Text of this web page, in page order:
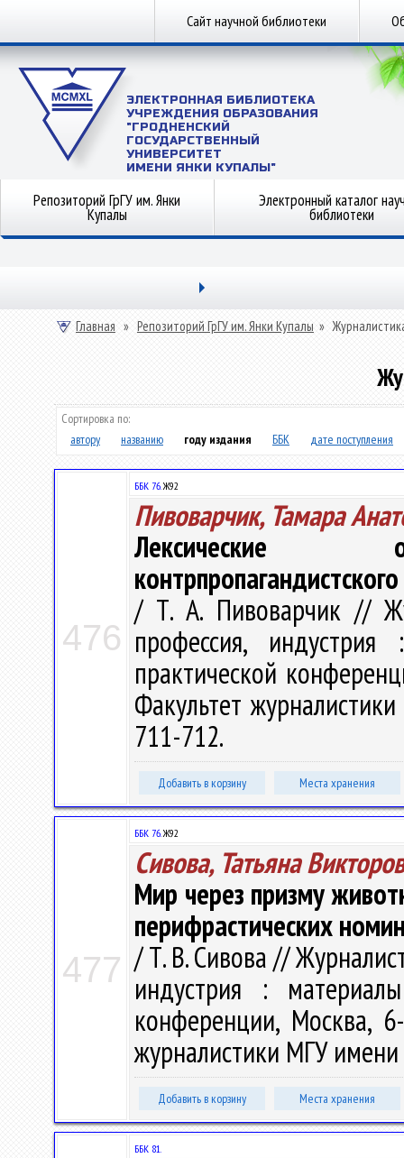
Сайт научной библиотеки
ЭЛЕКТРОННАЯ БИБЛИОТЕКА
УЧРЕЖДЕНИЯ ОБРАЗОВАНИЯ
"ГРОДНЕНСКИЙ
ГОСУДАРСТВЕННЫЙ
УНИВЕРСИТЕТ
ИМЕНИ ЯНКИ КУПАЛЫ"
Репозиторий ГрГУ им. Янки
Купалы
Электронный каталог
библиотеки
Главная » Репозиторий ГрГУ им. Янки Купалы »
Сортировка по:
автору
названию году издания ББК дате поступления
476
ББК 76.Ж92
Пивоварчик, Тамара
Лексические
/ Т. А. Пивоварчик //
профессия,
практической
Факультет
711-712.
Добавить в корзину Места хранения
477
ББК 76.Ж92
Сивова, Татьяна
Мир через призму
перифрастических
/ Т. В. Сивова //
индустрия :
конференции, Москва,
журналистики МГУ
Добавить в корзину Места хранения
ББК 81.